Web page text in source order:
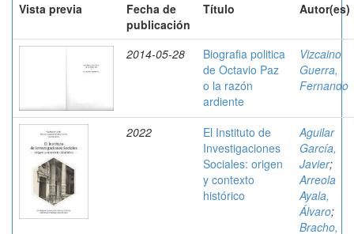
Vista previa
Fecha de
publicación
Título Autor(es)
2014-05-28
Biografia politica
de Octavio Paz
o la razón
ardiente
Vizcaino
Guerra,
Fernando
2022
El Instituto de
Investigaciones
Sociales: origen
y contexto
histórico
Aguilar
García,
Javier;
Arreola
Ayala,
Álvaro;
Bracho,